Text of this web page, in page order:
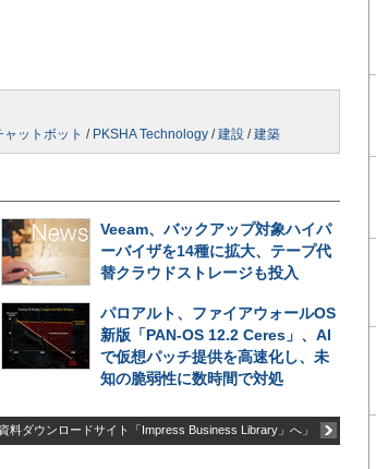
ャットボット / PKSHA Technology /建設 /建築
Veeam、バックアップ対象ハイパ
ーバイザを14種に拡大、テープ代
替クラウドストレージも投入
パロアルト、ファイアウォールOS
新版「PAN-OS 12.2 Ceres」、AI
で仮想パッチ提供を高速化し、未
知の脆弱性に数時間で対処
料ダウンロードサイト「Impress Business Library」へ」